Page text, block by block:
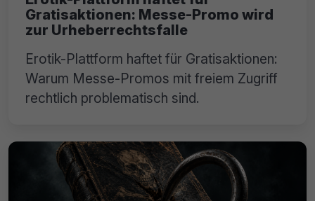
Gratisaktionen: Messe-Promo wird
zur Urheberrechtsfalle
Erotik-Plattform haftet für Gratisaktionen:
Warum Messe-Promos mit freiem Zugriff
rechtlich problematisch sind.